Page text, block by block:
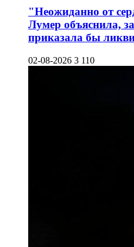
"Неожиданно от
Лумер объяснила,
приказала бы
02-08-2026 3 110